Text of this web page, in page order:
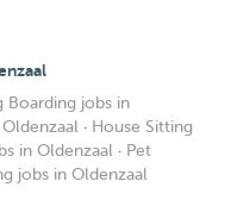
Boarding jobs in
· House Sitting
in Oldenzaal · Pet
jobs in Oldenzaal